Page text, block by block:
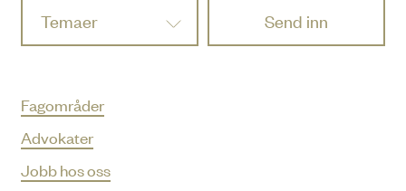
Temaer
Fagområder
Advokater
Jobb hos oss